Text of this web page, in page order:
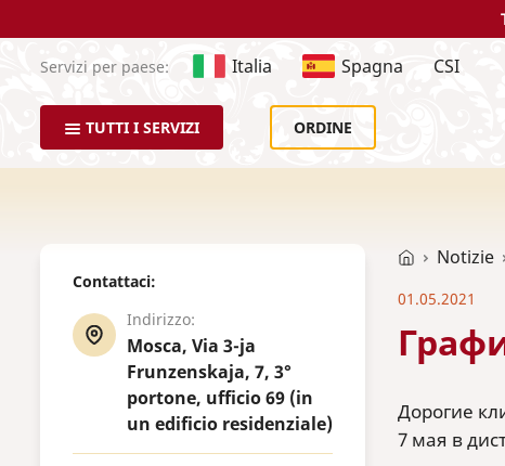
Servizi per paese: Italia Spagna CSI
TUTTI I SERVIZI ORDINE
Contattaci:
Indirizzo:
Mosca, Via 3-ja
Frunzenskaja, 7, 3°
portone, ufficio 69 (in
un edificio residenziale)
Notizie
01.05.2021
Дорогие
7 мая в